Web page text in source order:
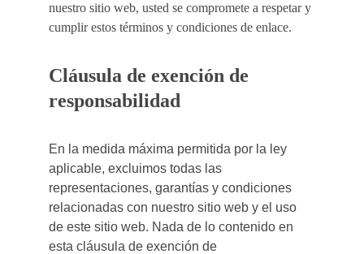
nuestro sitio web, usted se compromete a respetar y
cumplir estos términos y condiciones de enlace.
Cláusula de exención de
responsabilidad
En la medida máxima permitida por la ley
aplicable, excluimos todas las
representaciones, garantías y condiciones
relacionadas con nuestro sitio web y el uso
de este sitio web. Nada de lo contenido en
esta cláusula de exención de